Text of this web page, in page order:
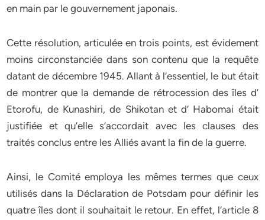
en main par le gouvernement japonais.
Cette résolution, articulée en trois points, est évidement
moins circonstanciée dans son contenu que la requête
datant de décembre 1945. Allant à l’essentiel, le but était
de montrer que la demande de rétrocession des îles d’
Etorofu, de Kunashiri, de Shikotan et d’ Habomai était
justifiée et qu’elle s’accordait avec les clauses des
traités conclus entre les Alliés avant la fin de la guerre.
Ainsi, le Comité employa les mêmes termes que ceux
utilisés dans la Déclaration de Potsdam pour définir les
quatre îles dont il souhaitait le retour. En effet, l’article 8